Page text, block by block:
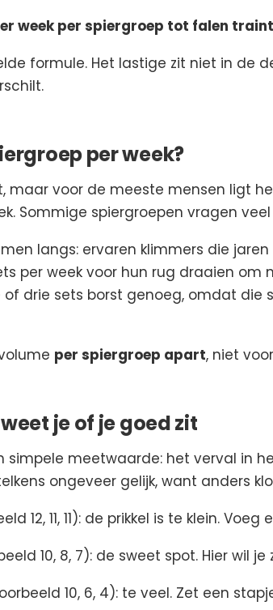
week per spiergroep tot falen
formule. Het lastige zit niet in de
per week?
maar voor de meeste mensen ligt
Sommige spiergroepen vragen
langs: ervaren klimmers die
per week voor hun rug draaien om
drie sets borst genoeg, omdat die
per spiergroep apart, niet
je of je goed zit
simpele meetwaarde: het verval in
ongeveer gelijk, want anders
12, 11, 11): de prikkel is te klein. Voeg
10, 8, 7): de sweet spot. Hier wil je
10, 6, 4): te veel. Zet een